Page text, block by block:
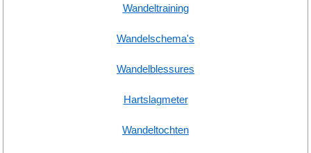
Wandeltraining
Wandelschema's
Wandelblessures
Hartslagmeter
Wandeltochten